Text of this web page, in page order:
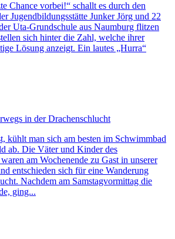
Chance vorbei!“ schallt es durch den
Jugendbildungsstätte Junker Jörg und 22
Uta-Grundschule aus Naumburg flitzen
sich hinter die Zahl, welche ihrer
Lösung anzeigt. Ein lautes „Hurra“
in der Drachenschlucht
kühlt man sich am besten im Schwimmbad
ab. Die Väter und Kinder des
am Wochenende zu Gast in unserer
entschieden sich für eine Wanderung
Nachdem am Samstagvormittag die
ging...